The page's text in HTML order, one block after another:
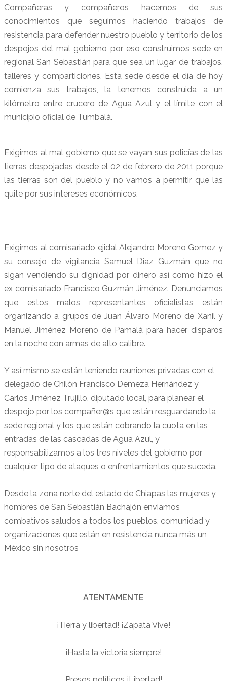
Compañeras y compañeros hacemos de sus
conocimientos que seguimos haciendo trabajos de
resistencia para defender nuestro pueblo y territorio de los
despojos del mal gobierno por eso construimos sede en
regional San Sebastián para que sea un lugar de trabajos,
talleres y comparticiones. Esta sede desde el día de hoy
comienza sus trabajos, la tenemos construida a un
kilómetro entre crucero de Agua Azul y el límite con el
municipio oficial de Tumbalá.
Exigimos al mal gobierno que se vayan sus policías de las
tierras despojadas desde el 02 de febrero de 2011 porque
las tierras son del pueblo y no vamos a permitir que las
quite por sus intereses económicos.
Exigimos al comisariado ejidal Alejandro Moreno Gomez y
su consejo de vigilancia Samuel Diaz Guzmán que no
sigan vendiendo su dignidad por dinero así como hizo el
ex comisariado Francisco Guzmán Jiménez. Denunciamos
que estos malos representantes oficialistas están
organizando a grupos de Juan Álvaro Moreno de Xanil y
Manuel Jiménez Moreno de Pamalá para hacer disparos
en la noche con armas de alto calibre.
Y así mismo se están teniendo reuniones privadas con el
delegado de Chilón Francisco Demeza Hernández y
Carlos Jiménez Trujillo, diputado local, para planear el
despojo por los compañer@s que están resguardando la
sede regional y los que están cobrando la cuota en las
entradas de las cascadas de Agua Azul, y
responsabilizamos a los tres niveles del gobierno por
cualquier tipo de ataques o enfrentamientos que suceda.
Desde la zona norte del estado de Chiapas las mujeres y
hombres de San Sebastián Bachajón enviamos
combativos saludos a todos los pueblos, comunidad y
organizaciones que están en resistencia nunca más un
México sin nosotros
ATENTAMENTE
¡Tierra y libertad! ¡Zapata Vive!
¡Hasta la victoria siempre!